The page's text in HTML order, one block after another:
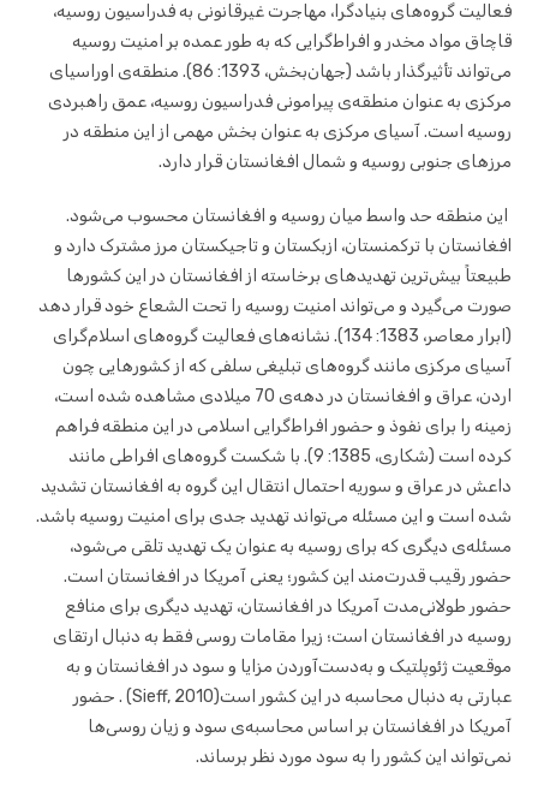
فعالیت گروه‌های بنیادگرا، مهاجرت غیرقانونی به فدراسیون روسیه،
قاچاق مواد مخدر و افراط‌گرایی که به طور عمده بر امنیت روسیه
می‌تواند تأثیرگذار باشد (جهان‌بخش، 1393: 86). منطقه‌ی اوراسیای
مرکزی به عنوان منطقه‌ی پیرامونی فدراسیون روسیه، عمق راهبردی
روسیه است. آسیای مرکزی به عنوان بخش مهمی از این منطقه در
مرزهای جنوبی روسیه و شمال افغانستان قرار دارد.
این منطقه حد واسط میان روسیه و افغانستان محسوب می‌شود.
افغانستان با ترکمنستان، ازبکستان و تاجیکستان مرز مشترک دارد و
طبیعتاً بیش‌ترین تهدیدهای برخاسته از افغانستان در این کشورها
صورت می‌گیرد و می‌تواند امنیت روسیه را تحت الشعاع خود قرار دهد
(ابرار معاصر، 1383: 134). نشانه‌های فعالیت گروه‌های اسلام‌گرای
آسیای مرکزی مانند گروه‌های تبلیغی سلفی که از کشورهایی چون
اردن، عراق و افغانستان در دهه‌ی 70 میلادی مشاهده شده است،
زمینه را برای نفوذ و حضور افراط‌گرایی اسلامی در این منطقه فراهم
کرده است (شکاری، 1385: 9). با شکست گروه‌های افراطی مانند
داعش در عراق و سوریه احتمال انتقال این گروه به افغانستان تشدید
شده است و این مسئله می‌تواند تهدید جدی برای امنیت روسیه باشد.
مسئله‌ی دیگری که برای روسیه به عنوان یک تهدید تلقی می‌شود،
حضور رقیب قدرت‌مند این کشور؛ یعنی آمریکا در افغانستان است.
حضور طولانی‌مدت آمریکا در افغانستان، تهدید دیگری برای منافع
روسیه در افغانستان است؛ زیرا مقامات روسی فقط به دنبال ارتقای
موقعیت ژئوپلتیک و به‌دست‌آوردن مزایا و سود در افغانستان و به
عبارتی به دنبال محاسبه در این کشور است(Sieff, 2010) . حضور
آمریکا در افغانستان بر اساس محاسبه‌ی سود و زیان روسی‌ها
نمی‌تواند این کشور را به سود مورد نظر برساند.